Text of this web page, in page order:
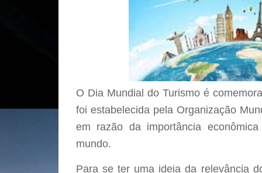
O Dia Mundial do Turismo é
foi estabelecida pela Organização
em razão da importância
mundo.
Para se ter uma ideia da relevância